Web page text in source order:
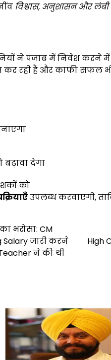
विश्वास, अनुशासन और लंबी
ने पंजाब में निवेश करने में
रही हैं और काफी सफल भी
बढ़ावा देगा
को
उपलब्ध करवाएगी,
भरोसा: CM
Salary जारी करने
ने की थी
High